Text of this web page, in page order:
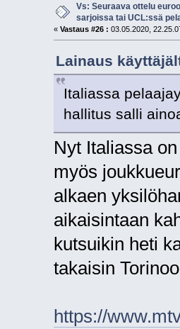
Vs: Seuraava ottelu
sarjoissa tai UCL:ssä
« Vastaus #26 : 03.05.2020,
Lainaus
Italiassa
hallitus salli
Nyt Italiassa
myös
alkaen
aikaisintaan
kutsuikin heti
takaisin
https://